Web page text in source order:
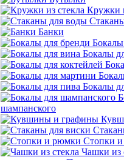
Кружки
Банки
Бокалы
Бокалы
шампанского
Стопки
Чашки из